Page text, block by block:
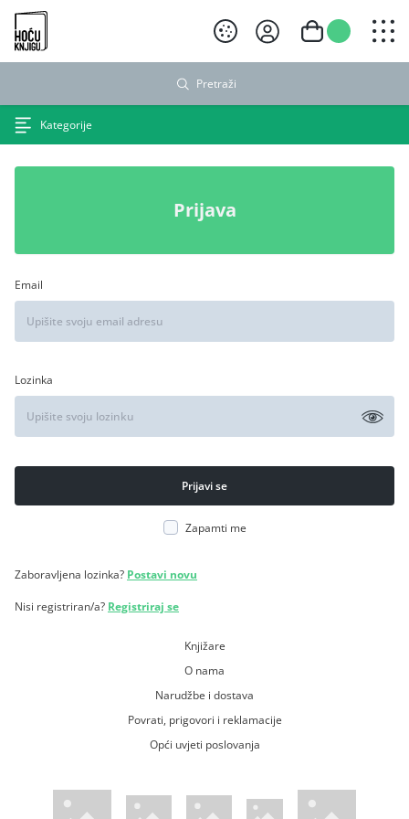
Hoću knjigu crni logo
Pretraži
Kategorije
Prijava
Email
Lozinka
Zapamti me
Zaboravljena lozinka? Postavi novu
Nisi registriran/a? Registriraj se
Knjižare
O nama
Narudžbe i dostava
Povrati, prigovori i reklamacije
Opći uvjeti poslovanja
WsPay web stranicaMaestro web stranicaMastercard web stranicaAmerican Express web stranica
Visa web stranica